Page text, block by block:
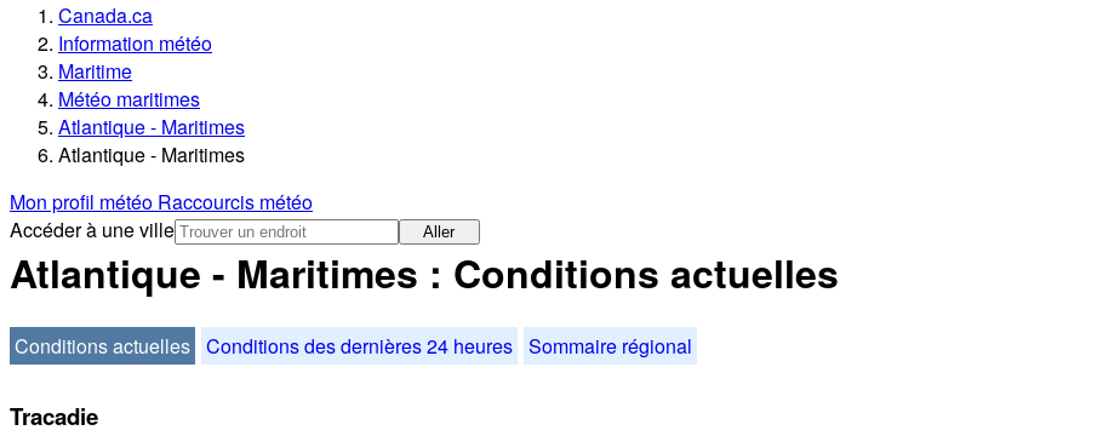
Canada.ca
Information météo
Maritime
Météo maritimes
Atlantique - Maritimes
Atlantique - Maritimes
Mon profil météo Raccourcis météo
Accéder à une ville
Aller
Atlantique - Maritimes : Conditions actuelles
Conditions actuelles Conditions des dernières 24 heures Sommaire régional
Tracadie